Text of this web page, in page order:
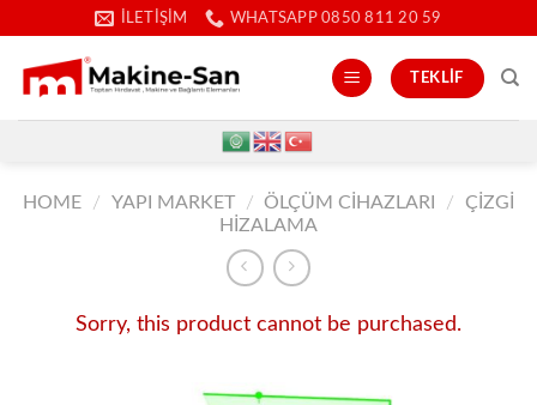
İLETIŞIM WHATSAPP 0850 811 20 59
TEKLIF
HOME / YAPI MARKET / ÖLÇÜM CIHAZLARI /
ÇIZGI
HIZALAMA
Sorry, this product cannot be purchased.